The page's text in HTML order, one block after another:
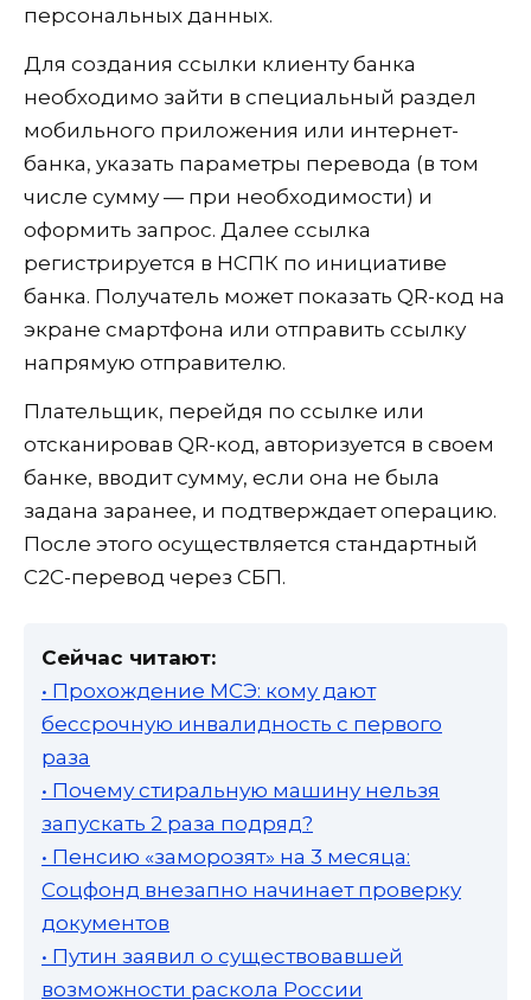
персональных данных.
Для создания ссылки клиенту банка
необходимо зайти в специальный раздел
мобильного приложения или интернет-
банка, указать параметры перевода (в том
числе сумму — при необходимости) и
оформить запрос. Далее ссылка
регистрируется в НСПК по инициативе
банка. Получатель может показать QR-код на
экране смартфона или отправить ссылку
напрямую отправителю.
Плательщик, перейдя по ссылке или
отсканировав QR-код, авторизуется в своем
банке, вводит сумму, если она не была
задана заранее, и подтверждает операцию.
После этого осуществляется стандартный
C2C-перевод через СБП.
Сейчас читают:
• Прохождение МСЭ: кому дают
бессрочную инвалидность с первого
раза
• Почему стиральную машину нельзя
запускать 2 раза подряд?
• Пенсию «заморозят» на 3 месяца:
Соцфонд внезапно начинает проверку
документов
• Путин заявил о существовавшей
возможности раскола России